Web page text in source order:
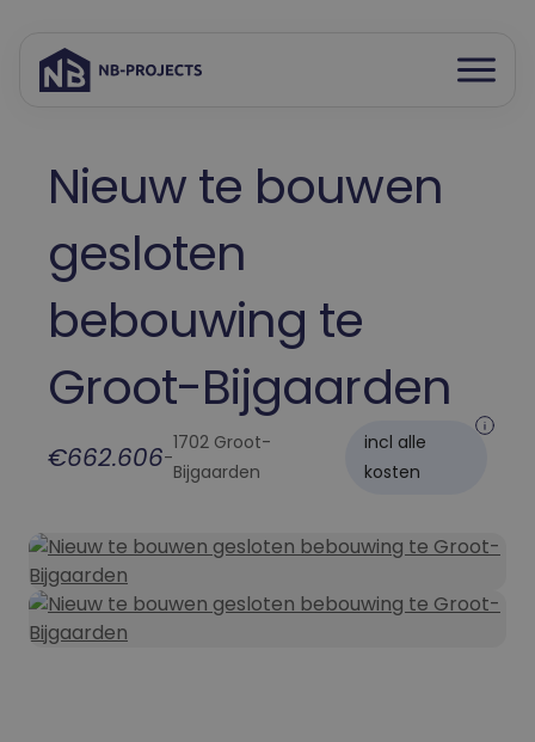
Spring
Open
menu
Nieuw te bouwen
gesloten
bebouwing te
Groot-Bijgaarden
€662.606-
1702 Groot-
Bijgaarden
incl alle
kosten